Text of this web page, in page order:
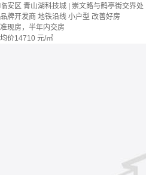
临安区 青山湖科技城 | 崇文路与鹤亭街交界处
品牌开发商 地铁沿线 小户型 改善好房
准现房，半年内交房
均价14710 元/㎡